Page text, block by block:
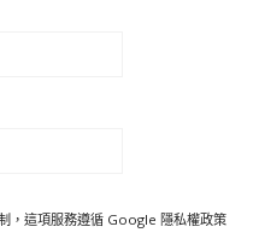
，這項服務遵循 Google 隱私權政策